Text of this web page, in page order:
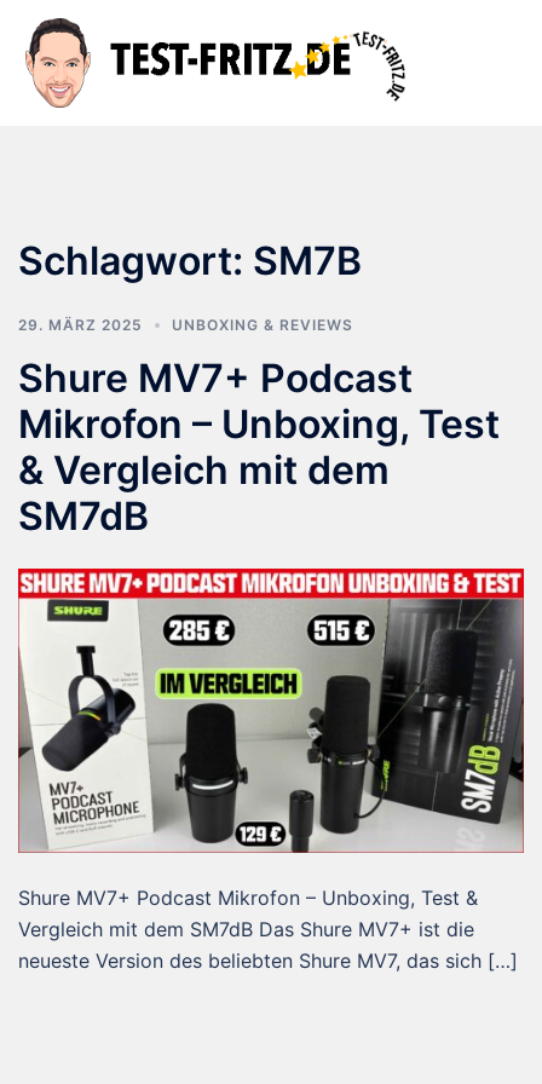
Inhalt
springen
Schlagwort: SM7B
29. MÄRZ 2025 UNBOXING & REVIEWS
Shure MV7+ Podcast
Mikrofon – Unboxing, Test
& Vergleich mit dem
SM7dB
Shure MV7+ Podcast Mikrofon – Unboxing, Test &
Vergleich mit dem SM7dB Das Shure MV7+ ist die
neueste Version des beliebten Shure MV7, das sich […]